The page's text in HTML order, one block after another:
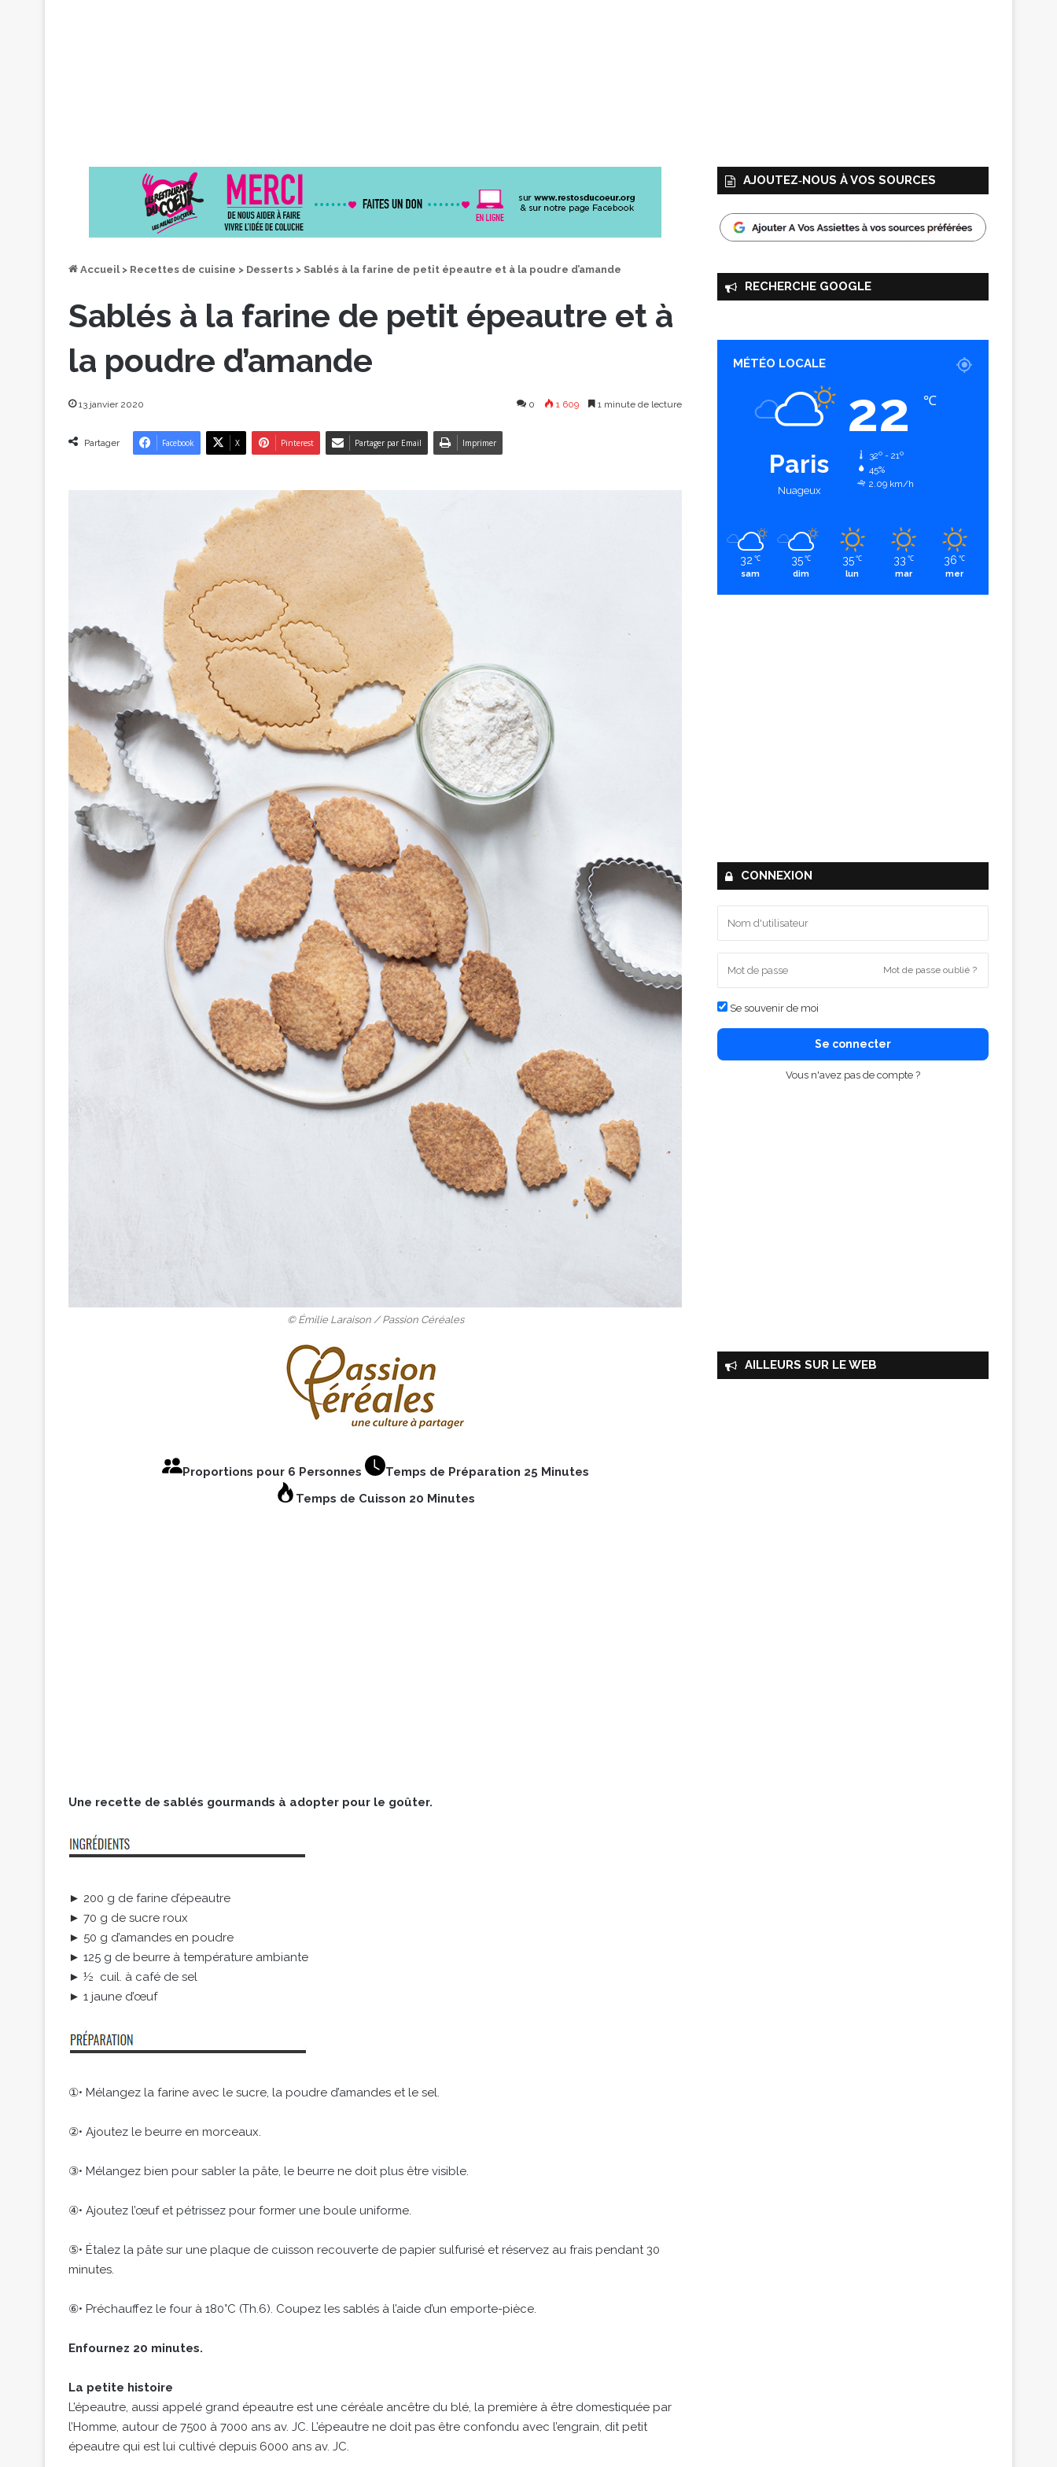
Accueil > Recettes de cuisine > Desserts > Sablés à la farine de petit épeautre et à la poudre d’amande
Sablés à la farine de petit épeautre et à
la poudre d’amande
13 janvier 2020 0 1 609 1 minute de lecture
Partager Facebook X Pinterest Partager par Email Imprimer
© Émilie Laraison / Passion Céréales
Proportions pour 6 Personnes
Temps de Préparation 25 Minutes
Temps de Cuisson 20 Minutes
Une recette de sablés gourmands à adopter pour le goûter.
► 200 g de farine d’épeautre
► 70 g de sucre roux
► 50 g d’amandes en poudre
► 125 g de beurre à température ambiante
► ½ cuil. à café de sel
► 1 jaune d’œuf
①• Mélangez la farine avec le sucre, la poudre d’amandes et le sel.
②• Ajoutez le beurre en morceaux.
③• Mélangez bien pour sabler la pâte, le beurre ne doit plus être visible.
④• Ajoutez l’œuf et pétrissez pour former une boule uniforme.
⑤• Étalez la pâte sur une plaque de cuisson recouverte de papier sulfurisé et réservez au frais pendant 30
minutes.
⑥• Préchauffez le four à 180°C (Th.6). Coupez les sablés à l’aide d’un emporte-pièce.
Enfournez 20 minutes.
La petite histoire
L’épeautre, aussi appelé grand épeautre est une céréale ancêtre du blé, la première à être domestiquée par
l’Homme, autour de 7500 à 7000 ans av. JC. L’épeautre ne doit pas être confondu avec l’engrain, dit petit
épeautre qui est lui cultivé depuis 6000 ans av. JC.
AJOUTEZ‑NOUS À VOS SOURCES
RECHERCHE GOOGLE
MÉTÉO LOCALE
Paris
Nuageux
22 ℃
32º - 21º
45%
2.09 km/h
32 ℃
sam
35 ℃
dim
35 ℃
lun
33 ℃
mar
36 ℃
mer
CONNEXION
Mot de passe oublié ?
Se souvenir de moi
Se connecter
Vous n'avez pas de compte ?
AILLEURS SUR LE WEB